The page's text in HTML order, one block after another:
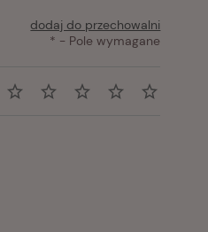
dodaj do przechowalni
* - Pole wymagane